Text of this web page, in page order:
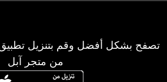
تصفح بشكل أفضل وقم بتنزيل
من متجر آبل